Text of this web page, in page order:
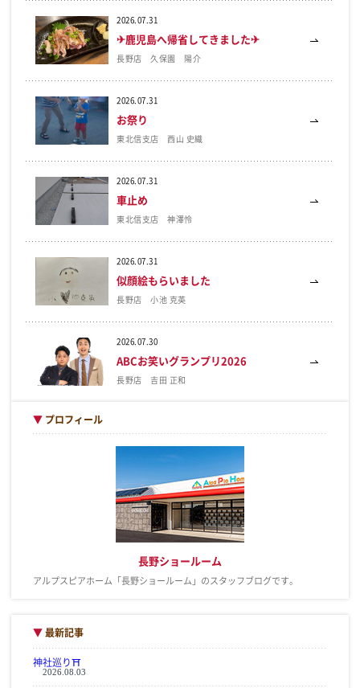
2026.07.31
長野店 久保園 陽介
✈鹿児島へ帰省してきました✈
2026.07.31
東北信支店 西山 史織
お祭り
2026.07.31
東北信支店 神澤怜
車止め
2026.07.31
長野店 小池 克英
似顔絵もらいました
2026.07.30
長野店 吉田 正和
ABCお笑いグランプリ2026
▼プロフィール
長野ショールーム
アルプスピアホーム「長野ショールーム」のスタッフブログです。
▼最新記事
神社巡り⛩
2026.08.03